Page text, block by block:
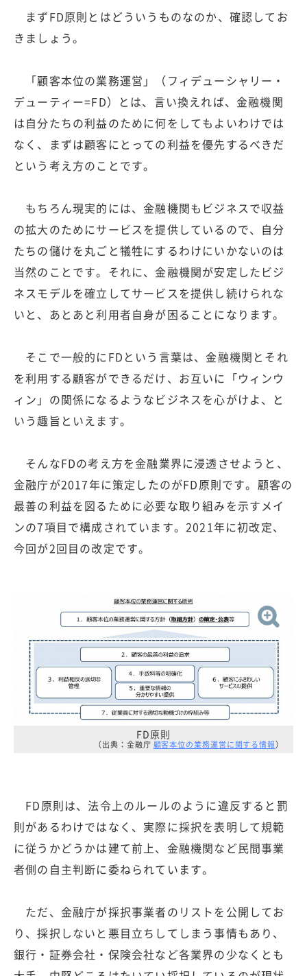
まずFD原則とはどういうものなのか、確認してお
きましょう。
「顧客本位の業務運営」（フィデューシャリー・
デューティー=FD）とは、言い換えれば、金融機関
は自分たちの利益のために何をしてもよいわけでは
なく、まずは顧客にとっての利益を優先するべきだ
という考え方のことです。
もちろん現実的には、金融機関もビジネスで収益
の拡大のためにサービスを提供しているので、自分
たちの儲けを丸ごと犠牲にするわけにいかないのは
当然のことです。それに、金融機関が安定したビジ
ネスモデルを確立してサービスを提供し続けられな
いと、あとあと利用者自身が困ることになります。
そこで一般的にFDという言葉は、金融機関とそれ
を利用する顧客ができるだけ、お互いに「ウィンウ
ィン」の関係になるようなビジネスを心がけよ、と
いう趣旨といえます。
そんなFDの考え方を金融業界に浸透させようと、
金融庁が2017年に策定したのがFD原則です。顧客の
最善の利益を図るために必要な取り組みを示すメイ
ンの7項目で構成されています。2021年に初改定、
今回が2回目の改定です。
FD原則
（出典：金融庁 顧客本位の業務運営に関する情報）
FD原則は、法令上のルールのように違反すると罰
則があるわけではなく、実際に採択を表明して規範
に従うかどうかは建て前上、金融機関など民間事業
者側の自主判断に委ねられています。
ただ、金融庁が採択事業者のリストを公開してお
り、採択しないと悪目立ちしてしまう事情もあり、
銀行・証券会社・保険会社など各業界の少なくとも